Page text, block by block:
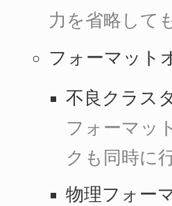
力を省略して
フォーマット
不良クラス
フォーマッ
クも同時に
物理フォー